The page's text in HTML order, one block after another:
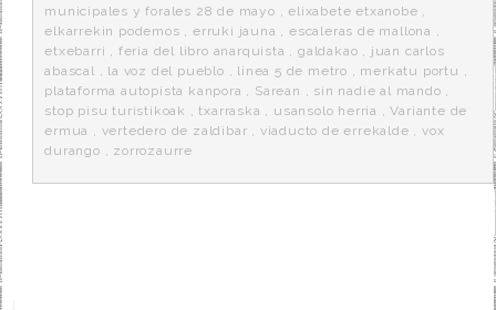
municipales y forales 28 de mayo ,elixabete etxanobe ,
elkarrekin podemos ,erruki jauna ,escaleras de mallona ,
etxebarri , feria del libro anarquista ,galdakao , juan carlos
abascal , la voz del pueblo , linea 5 de metro , merkatu portu ,
plataforma autopista kanpora , Sarean , sin nadie al mando ,
stop pisu turistikoak ,txarraska , usansolo herria ,Variante de
ermua , vertedero de zaldibar , viaducto de errekalde ,vox
durango , zorrozaurre